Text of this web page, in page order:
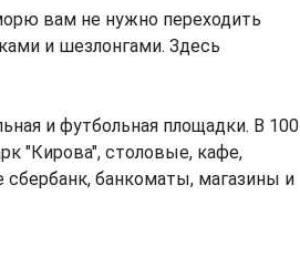
вам не нужно переходить
и шезлонгами. Здесь
и футбольная площадки. В 100
"Кирова", столовые, кафе,
банкоматы, магазины и